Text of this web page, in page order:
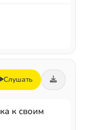
Слушать
к своим